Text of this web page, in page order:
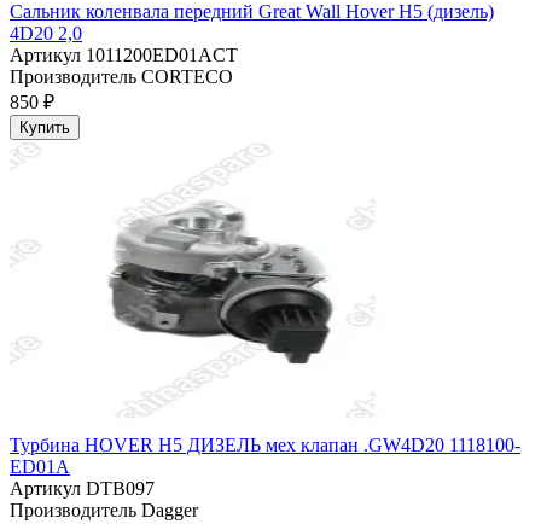
Сальник коленвала передний Great Wall Hover H5 (дизель)
4D20 2,0
Артикул 1011200ED01ACT
Производитель CORTECO
850 ₽
Купить
Турбина HOVER H5 ДИЗЕЛЬ мех клапан .GW4D20 1118100-
ED01A
Артикул DTB097
Производитель Dagger